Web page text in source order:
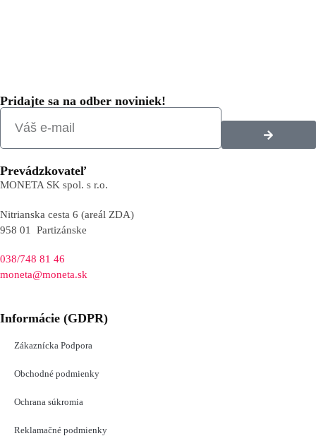
Pridajte sa na odber noviniek!
Prevádzkovateľ
MONETA SK spol. s r.o.
Nitrianska cesta 6 (areál ZDA)
958 01 Partizánske
038/748 81 46
moneta@moneta.sk
Informácie (GDPR)
Zákaznícka Podpora
Obchodné podmienky
Ochrana súkromia
Reklamačné podmienky